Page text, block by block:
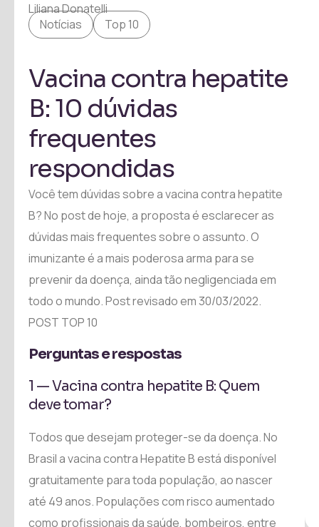
Liliana Donatelli
Notícias
Top 10
Vacina contra hepatite
B: 10 dúvidas
frequentes
respondidas
Você tem dúvidas sobre a vacina contra hepatite
B? No post de hoje, a proposta é esclarecer as
dúvidas mais frequentes sobre o assunto. O
imunizante é a mais poderosa arma para se
prevenir da doença, ainda tão negligenciada em
todo o mundo. Post revisado em 30/03/2022.
POST TOP 10
Perguntas e respostas
1 — Vacina contra hepatite B: Quem
deve tomar?
Todos que desejam proteger-se da doença. No
Brasil a vacina contra Hepatite B está disponível
gratuitamente para toda população, ao nascer
até 49 anos. Populações com risco aumentado
como profissionais da saúde, bombeiros, entre